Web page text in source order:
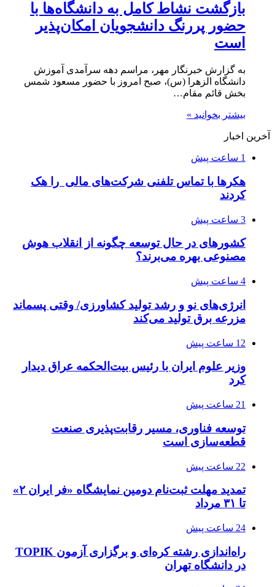
بازگشت نشاط کامل به دانشگاه‌ها با
حضور پررنگ دانشجویان امکان‌پذیر
است
به گزارش خبرنگار مهر، مراسم دهه سرآمدی آموزش
دانشگاه الزهرا (س)، صبح امروز با حضور مسعود شمس
بخش قائم‌ مقام…
بیشتر بخوانید »
آخرین اخبار
1 ساعت پیش
هکرها با تماس تلفنی شرکت‌های مالی را هک
کردند
3 ساعت پیش
کشورهای در حال توسعه چگونه از انقلاب هوش
مصنوعی بهره می‌برند؟
4 ساعت پیش
انرژی‌های نو و رشد تولید کشاورزی/ وقتی پسماند
مزرعه‌ برق تولید می‌کند
12 ساعت پیش
وزیر علوم ایران با رئیس بیت‌الحکمه عراق دیدار
کرد
21 ساعت پیش
توسعه فناوری، مسیر رقابت‌پذیری صنعت
قطعه‌سازی است
22 ساعت پیش
تمدید مهلت ثبت‌نام دومین نمایشگاه «فر ایران ۲»
تا ۳۱ مرداد
24 ساعت پیش
راه‌اندازی رشته کره‌ای و برگزاری آزمون TOPIK
در دانشگاه تهران